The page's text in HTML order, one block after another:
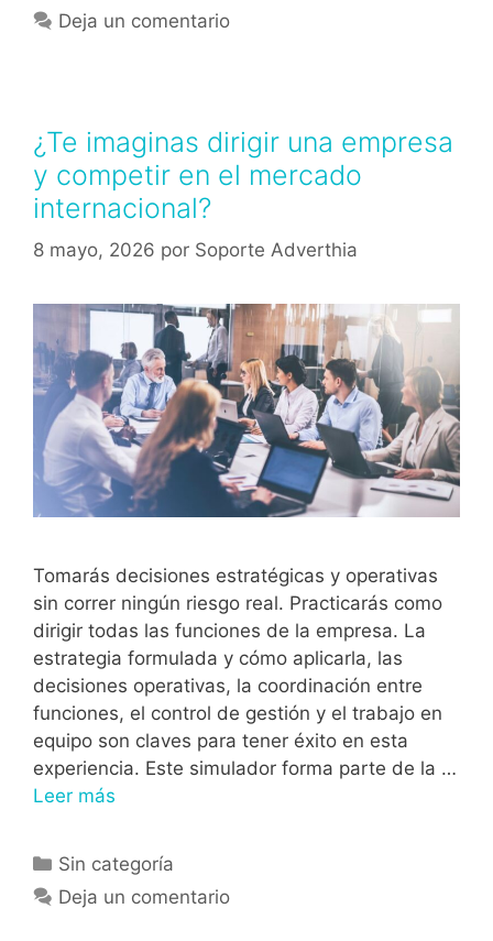
Deja un comentario
¿Te imaginas dirigir una empresa
y competir en el mercado
internacional?
8 mayo, 2026 por Soporte Adverthia
Tomarás decisiones estratégicas y operativas
sin correr ningún riesgo real. Practicarás como
dirigir todas las funciones de la empresa. La
estrategia formulada y cómo aplicarla, las
decisiones operativas, la coordinación entre
funciones, el control de gestión y el trabajo en
equipo son claves para tener éxito en esta
experiencia. Este simulador forma parte de la …
Leer más
Sin categoría
Deja un comentario